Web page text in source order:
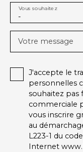
-
Vous souhaitez
Votre message
J'accepte le
personnelles
souhaitez pas
commerciale
vous inscrire
au
L223-1 du
Internet